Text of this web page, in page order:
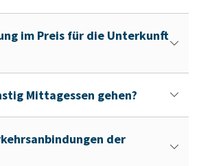
im Preis für die Unterkunft
Mittagessen gehen?
der